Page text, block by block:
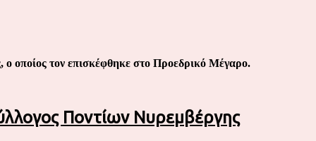
οποίος τον επισκέφθηκε στο Προεδρικό Μέγαρο.
Ποντίων Νυρεμβέργης